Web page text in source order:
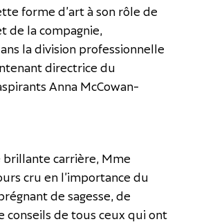
forme d’art à son rôle de
de la compagnie,
la division professionnelle
directrice du
Anna McCowan-
brillante carrière, Mme
cru en l’importance du
de sagesse, de
conseils de tous ceux qui ont